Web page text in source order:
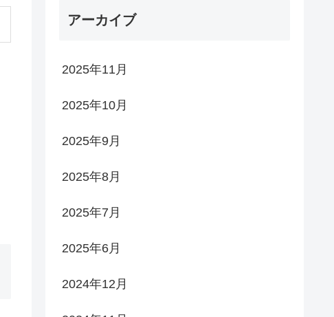
アーカイブ
2025年11月
2025年10月
2025年9月
2025年8月
2025年7月
2025年6月
2024年12月